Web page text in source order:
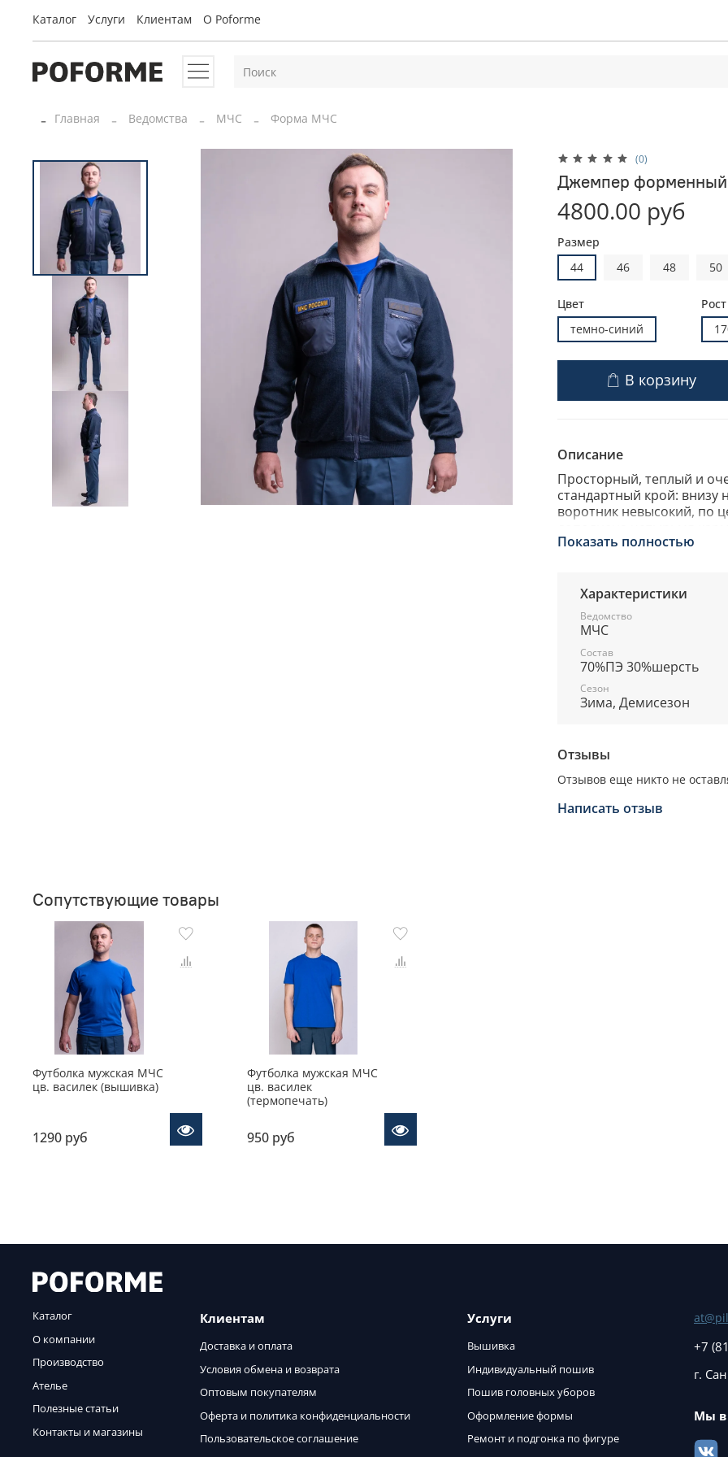
Каталог Услуги Клиентам O Poforme
Главная Ведомства МЧС Форма МЧС
(0)
Джемпер
4800.00 руб
Размер
44
46 48 50
Цвет
темно-синий
Рост
В корзину
Описание
Просторный, теплый и
стандартный крой: внизу
воротник невысокий, по
нагрудных для
Показать полностью
Характеристики
Ведомство
МЧС
Состав
70%ПЭ 30%шерсть
Сезон
Зима, Демисезон
Отзывы
Отзывов еще никто не
Написать отзыв
Сопутствующие товары
Футболка мужская МЧС
цв. василек (вышивка)
1290 руб
Футболка мужская МЧС
цв. василек
(термопечать)
950 руб
Каталог
О компании
Производство
Ателье
Полезные статьи
Контакты и магазины
Клиентам
Доставка и оплата
Условия обмена и возврата
Оптовым покупателям
Оферта и политика конфиденциальности
Пользовательское соглашение
Услуги
Вышивка
Индивидуальный пошив
Пошив головных уборов
Оформление формы
Ремонт и подгонка по фигуре
+7
г.
Мы в